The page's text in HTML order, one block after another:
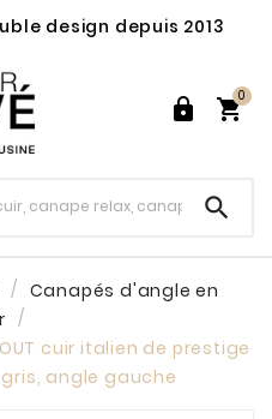
design depuis 2013
 
0

Canapés d'angle en
cuir italien de prestige
gris, angle gauche